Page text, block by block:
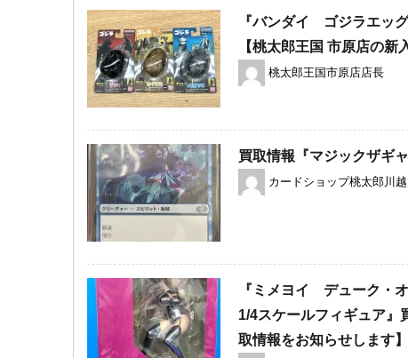
『バンダイ ゴジラエッ
【桃太郎王国 市原店の新
桃太郎王国市原店店長
買取情報『マジックザギ
カードショップ桃太郎川
『ミメヨイ デューク・
1/4スケールフィギュア』
取情報をお知らせします】